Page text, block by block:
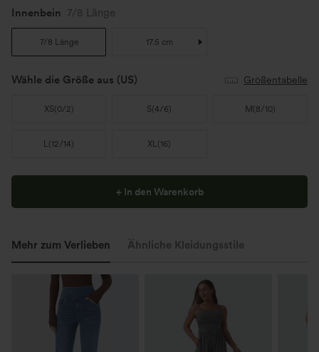
Innenbein 7/8 Länge
7/8 Länge 17.5 cm
Wähle die Größe aus (US) Größentabelle
XS(0/2) S(4/6) M (8/10)
L(12/14) XL(16)
+ In den Warenkorb
Mehr zum Verlieben Ähnliche Kleidungsstile